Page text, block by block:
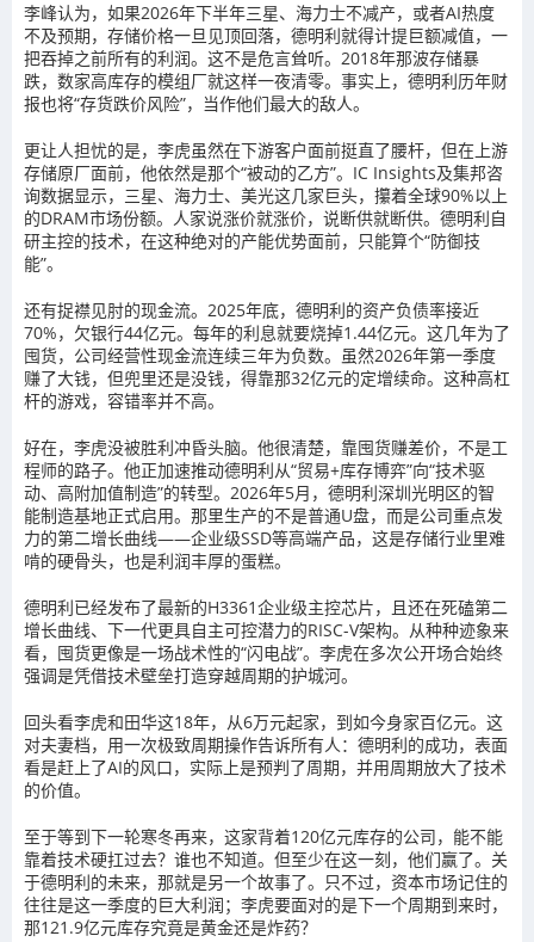
李峰认为，如果2026年下半年三星、海力士不减产，或者AI热度
不及预期，存储价格一旦见顶回落，德明利就得计提巨额减值，一
把吞掉之前所有的利润。这不是危言耸听。2018年那波存储暴
跌，数家高库存的模组厂就这样一夜清零。事实上，德明利历年财
报也将“存货跌价风险”，当作他们最大的敌人。
更让人担忧的是，李虎虽然在下游客户面前挺直了腰杆，但在上游
存储原厂面前，他依然是那个“被动的乙方”。IC Insights及集邦咨
询数据显示，三星、海力士、美光这几家巨头，攥着全球90%以上
的DRAM市场份额。人家说涨价就涨价，说断供就断供。德明利自
研主控的技术，在这种绝对的产能优势面前，只能算个“防御技
能”。
还有捉襟见肘的现金流。2025年底，德明利的资产负债率接近
70%，欠银行44亿元。每年的利息就要烧掉1.44亿元。这几年为了
囤货，公司经营性现金流连续三年为负数。虽然2026年第一季度
赚了大钱，但兜里还是没钱，得靠那32亿元的定增续命。这种高杠
杆的游戏，容错率并不高。
好在，李虎没被胜利冲昏头脑。他很清楚，靠囤货赚差价，不是工
程师的路子。他正加速推动德明利从“贸易+库存博弈”向“技术驱
动、高附加值制造”的转型。2026年5月，德明利深圳光明区的智
能制造基地正式启用。那里生产的不是普通U盘，而是公司重点发
力的第二增长曲线——企业级SSD等高端产品，这是存储行业里难
啃的硬骨头，也是利润丰厚的蛋糕。
德明利已经发布了最新的H3361企业级主控芯片，且还在死磕第二
增长曲线、下一代更具自主可控潜力的RISC-V架构。从种种迹象来
看，囤货更像是一场战术性的“闪电战”。李虎在多次公开场合始终
强调是凭借技术壁垒打造穿越周期的护城河。
回头看李虎和田华这18年，从6万元起家，到如今身家百亿元。这
对夫妻档，用一次极致周期操作告诉所有人：德明利的成功，表面
看是赶上了AI的风口，实际上是预判了周期，并用周期放大了技术
的价值。
至于等到下一轮寒冬再来，这家背着120亿元库存的公司，能不能
靠着技术硬扛过去？谁也不知道。但至少在这一刻，他们赢了。关
于德明利的未来，那就是另一个故事了。只不过，资本市场记住的
往往是这一季度的巨大利润；李虎要面对的是下一个周期到来时，
那121.9亿元库存究竟是黄金还是炸药？